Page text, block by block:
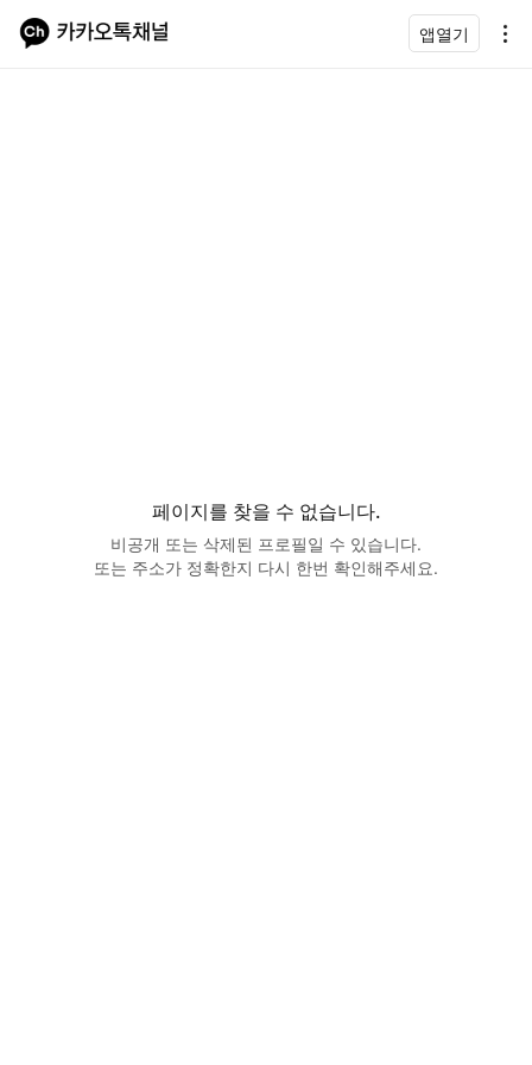
앱열기
페이지를 찾을 수 없습니다.
비공개 또는 삭제된 프로필일 수 있습니다.
또는 주소가 정확한지 다시 한번 확인해주세요.